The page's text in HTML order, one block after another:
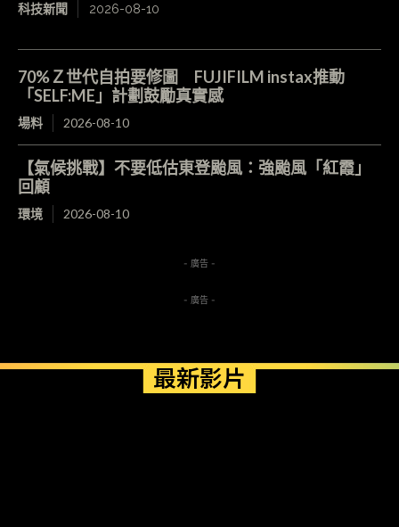
科技新聞 2026-08-10
70%Ｚ世代自拍要修圖 FUJIFILM instax推動
「SELF:ME」計劃鼓勵真實感
場料 2026-08-10
【氣候挑戰】不要低估東登颱風：強颱風「紅霞」
回顧
環境 2026-08-10
- 廣告 -
- 廣告 -
最新影片